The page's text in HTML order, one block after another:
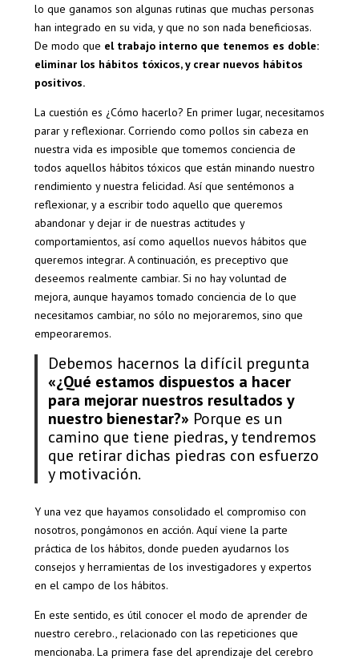
lo que ganamos son algunas rutinas que muchas personas
han integrado en su vida, y que no son nada beneficiosas.
De modo que el trabajo interno que tenemos es doble:
eliminar los hábitos tóxicos, y crear nuevos hábitos
positivos.
La cuestión es ¿Cómo hacerlo? En primer lugar, necesitamos
parar y reflexionar. Corriendo como pollos sin cabeza en
nuestra vida es imposible que tomemos conciencia de
todos aquellos hábitos tóxicos que están minando nuestro
rendimiento y nuestra felicidad. Así que sentémonos a
reflexionar, y a escribir todo aquello que queremos
abandonar y dejar ir de nuestras actitudes y
comportamientos, así como aquellos nuevos hábitos que
queremos integrar. A continuación, es preceptivo que
deseemos realmente cambiar. Si no hay voluntad de
mejora, aunque hayamos tomado conciencia de lo que
necesitamos cambiar, no sólo no mejoraremos, sino que
empeoraremos.
Debemos hacernos la difícil pregunta
«¿Qué estamos dispuestos a hacer
para mejorar nuestros resultados y
nuestro bienestar?» Porque es un
camino que tiene piedras, y tendremos
que retirar dichas piedras con esfuerzo
y motivación.
Y una vez que hayamos consolidado el compromiso con
nosotros, pongámonos en acción. Aquí viene la parte
práctica de los hábitos, donde pueden ayudarnos los
consejos y herramientas de los investigadores y expertos
en el campo de los hábitos.
En este sentido, es útil conocer el modo de aprender de
nuestro cerebro., relacionado con las repeticiones que
mencionaba. La primera fase del aprendizaje del cerebro